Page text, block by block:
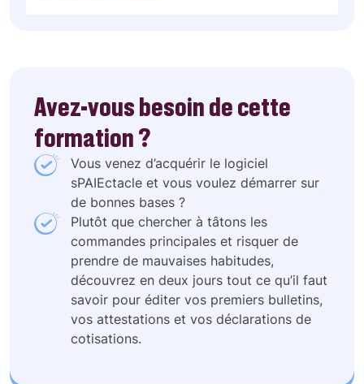
Avez-vous besoin de cette
formation ?
Vous venez d’acquérir le logiciel
sPAIEctacle et vous voulez démarrer sur
de bonnes bases ?
Plutôt que chercher à tâtons les
commandes principales et risquer de
prendre de mauvaises habitudes,
découvrez en deux jours tout ce qu’il faut
savoir pour éditer vos premiers bulletins,
vos attestations et vos déclarations de
cotisations.